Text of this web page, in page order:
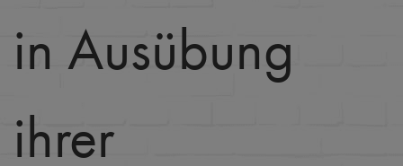
in Ausübung
ihrer